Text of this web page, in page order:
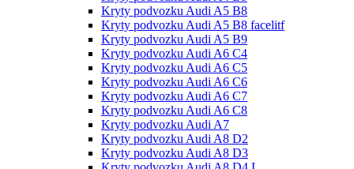
Kryty podvozku Audi A5 B8
Kryty podvozku Audi A5 B8 facelitf
Kryty podvozku Audi A5 B9
Kryty podvozku Audi A6 C4
Kryty podvozku Audi A6 C5
Kryty podvozku Audi A6 C6
Kryty podvozku Audi A6 C7
Kryty podvozku Audi A6 C8
Kryty podvozku Audi A7
Kryty podvozku Audi A8 D2
Kryty podvozku Audi A8 D3